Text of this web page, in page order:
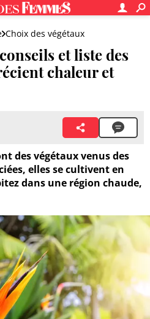
Choix des végétaux
et liste des
chaleur et
des végétaux venus des
elles se cultivent en
dans une région chaude,